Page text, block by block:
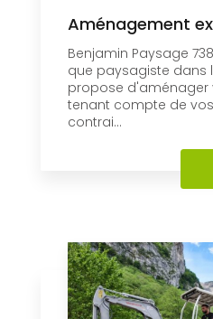
Aménagement
Benjamin Paysage
que paysagiste dans
propose d'aménager
tenant compte de
contrai...